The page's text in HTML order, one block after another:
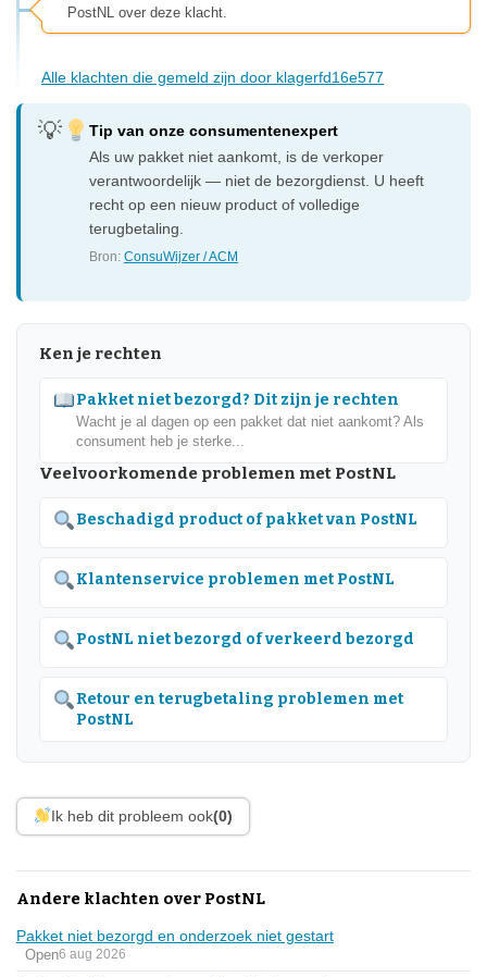
PostNL over deze klacht.
Alle klachten die gemeld zijn door klagerfd16e577
Tip van onze consumentenexpert
Als uw pakket niet aankomt, is de verkoper
verantwoordelijk — niet de bezorgdienst. U heeft
recht op een nieuw product of volledige
terugbetaling.
Bron:ConsuWijzer / ACM
Ken je rechten
Pakket niet bezorgd? Dit zijn je rechten
Wacht je al dagen op een pakket dat niet aankomt? Als
consument heb je sterke...
Veelvoorkomende problemen met PostNL
Beschadigd product of pakket van PostNL
Klantenservice problemen met PostNL
PostNL niet bezorgd of verkeerd bezorgd
Retour en terugbetaling problemen met
PostNL
Ik heb dit probleem ook(0)
Andere klachten over PostNL
Pakket niet bezorgd en onderzoek niet gestart
Open6 aug 2026